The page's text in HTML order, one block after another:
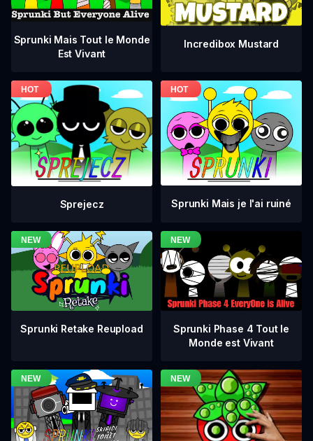
Sprunki Mais Tout le Monde
Est Vivant
Incredibox Mustard
Sprejecz Sprunki Mais je l'ai ruiné
Sprunki Retake Reupload
Sprunki Phase 4 Tout le
Monde est Vivant